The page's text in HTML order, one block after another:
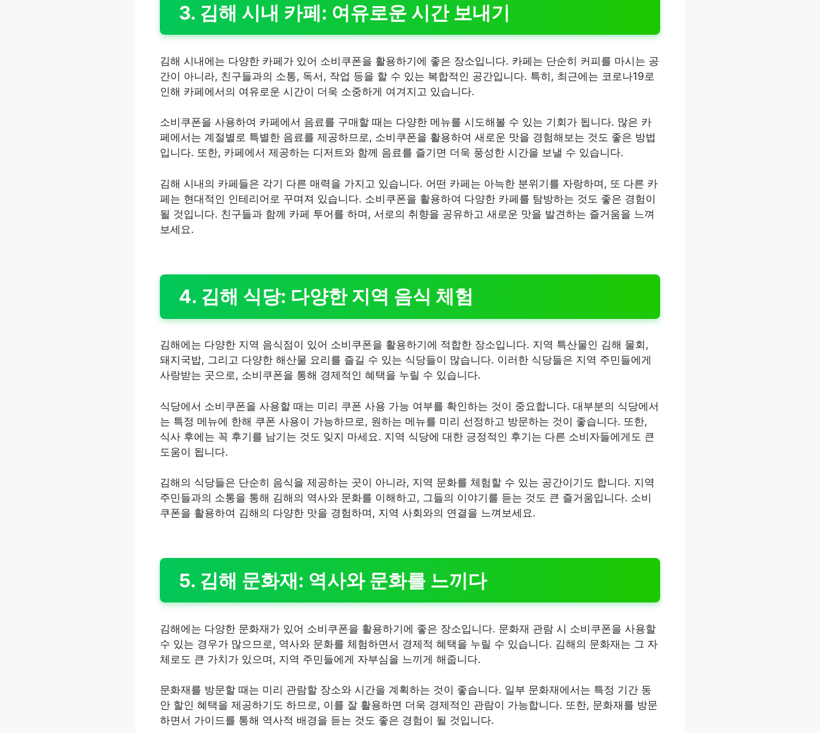
3. 김해 시내 카페: 여유로운 시간 보내기
김해 시내에는 다양한 카페가 있어 소비쿠폰을 활용하기에 좋은 장소입니다. 카페는 단순히 커피를 마시는 공
간이 아니라, 친구들과의 소통, 독서, 작업 등을 할 수 있는 복합적인 공간입니다. 특히, 최근에는 코로나19로
인해 카페에서의 여유로운 시간이 더욱 소중하게 여겨지고 있습니다.
소비쿠폰을 사용하여 카페에서 음료를 구매할 때는 다양한 메뉴를 시도해볼 수 있는 기회가 됩니다. 많은 카
페에서는 계절별로 특별한 음료를 제공하므로, 소비쿠폰을 활용하여 새로운 맛을 경험해보는 것도 좋은 방법
입니다. 또한, 카페에서 제공하는 디저트와 함께 음료를 즐기면 더욱 풍성한 시간을 보낼 수 있습니다.
김해 시내의 카페들은 각기 다른 매력을 가지고 있습니다. 어떤 카페는 아늑한 분위기를 자랑하며, 또 다른 카
페는 현대적인 인테리어로 꾸며져 있습니다. 소비쿠폰을 활용하여 다양한 카페를 탐방하는 것도 좋은 경험이
될 것입니다. 친구들과 함께 카페 투어를 하며, 서로의 취향을 공유하고 새로운 맛을 발견하는 즐거움을 느껴
보세요.
4. 김해 식당: 다양한 지역 음식 체험
김해에는 다양한 지역 음식점이 있어 소비쿠폰을 활용하기에 적합한 장소입니다. 지역 특산물인 김해 물회,
돼지국밥, 그리고 다양한 해산물 요리를 즐길 수 있는 식당들이 많습니다. 이러한 식당들은 지역 주민들에게
사랑받는 곳으로, 소비쿠폰을 통해 경제적인 혜택을 누릴 수 있습니다.
식당에서 소비쿠폰을 사용할 때는 미리 쿠폰 사용 가능 여부를 확인하는 것이 중요합니다. 대부분의 식당에서
는 특정 메뉴에 한해 쿠폰 사용이 가능하므로, 원하는 메뉴를 미리 선정하고 방문하는 것이 좋습니다. 또한,
식사 후에는 꼭 후기를 남기는 것도 잊지 마세요. 지역 식당에 대한 긍정적인 후기는 다른 소비자들에게도 큰
도움이 됩니다.
김해의 식당들은 단순히 음식을 제공하는 곳이 아니라, 지역 문화를 체험할 수 있는 공간이기도 합니다. 지역
주민들과의 소통을 통해 김해의 역사와 문화를 이해하고, 그들의 이야기를 듣는 것도 큰 즐거움입니다. 소비
쿠폰을 활용하여 김해의 다양한 맛을 경험하며, 지역 사회와의 연결을 느껴보세요.
5. 김해 문화재: 역사와 문화를 느끼다
김해에는 다양한 문화재가 있어 소비쿠폰을 활용하기에 좋은 장소입니다. 문화재 관람 시 소비쿠폰을 사용할
수 있는 경우가 많으므로, 역사와 문화를 체험하면서 경제적 혜택을 누릴 수 있습니다. 김해의 문화재는 그 자
체로도 큰 가치가 있으며, 지역 주민들에게 자부심을 느끼게 해줍니다.
문화재를 방문할 때는 미리 관람할 장소와 시간을 계획하는 것이 좋습니다. 일부 문화재에서는 특정 기간 동
안 할인 혜택을 제공하기도 하므로, 이를 잘 활용하면 더욱 경제적인 관람이 가능합니다. 또한, 문화재를 방문
하면서 가이드를 통해 역사적 배경을 듣는 것도 좋은 경험이 될 것입니다.